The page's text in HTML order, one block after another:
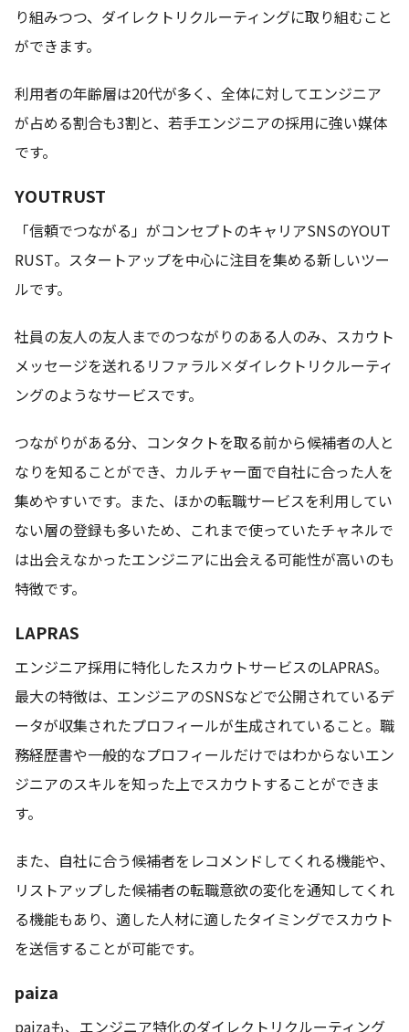
り組みつつ、ダイレクトリクルーティングに取り組むこと
ができます。
利用者の年齢層は20代が多く、全体に対してエンジニア
が占める割合も3割と、若手エンジニアの採用に強い媒体
です。
YOUTRUST
「信頼でつながる」がコンセプトのキャリアSNSのYOUT
RUST。スタートアップを中心に注目を集める新しいツー
ルです。
社員の友人の友人までのつながりのある人のみ、スカウト
メッセージを送れるリファラル×ダイレクトリクルーティ
ングのようなサービスです。
つながりがある分、コンタクトを取る前から候補者の人と
なりを知ることができ、カルチャー面で自社に合った人を
集めやすいです。また、ほかの転職サービスを利用してい
ない層の登録も多いため、これまで使っていたチャネルで
は出会えなかったエンジニアに出会える可能性が高いのも
特徴です。
LAPRAS
エンジニア採用に特化したスカウトサービスのLAPRAS。
最大の特徴は、エンジニアのSNSなどで公開されているデ
ータが収集されたプロフィールが生成されていること。職
務経歴書や一般的なプロフィールだけではわからないエン
ジニアのスキルを知った上でスカウトすることができま
す。
また、自社に合う候補者をレコメンドしてくれる機能や、
リストアップした候補者の転職意欲の変化を通知してくれ
る機能もあり、適した人材に適したタイミングでスカウト
を送信することが可能です。
paiza
paizaも、エンジニア特化のダイレクトリクルーティング